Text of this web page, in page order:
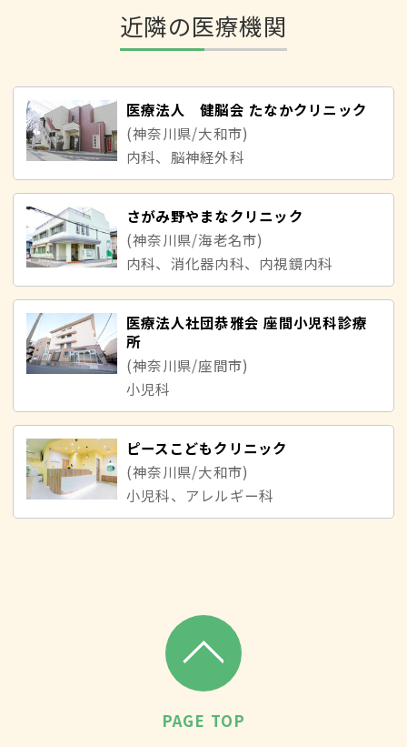
近隣の医療機関
医療法人 健脳会 たなかクリニック
(神奈川県/大和市)
内科、脳神経外科
さがみ野やまなクリニック
(神奈川県/海老名市)
内科、消化器内科、内視鏡内科
医療法人社団恭雅会 座間小児科診療
所
(神奈川県/座間市)
小児科
ピースこどもクリニック
(神奈川県/大和市)
小児科、アレルギー科
PAGE TOP